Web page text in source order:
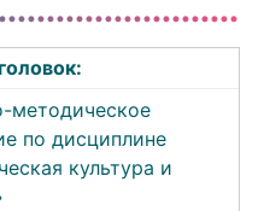
методическое
по дисциплине
культура и